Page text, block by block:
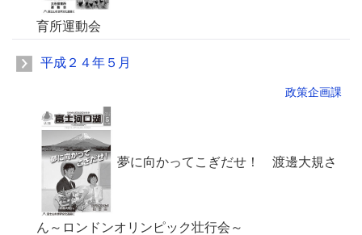
育所運動会
平成２４年５月
政策企画課
夢に向かってこぎだせ！ 渡邊大規さ
ん～ロンドンオリンピック壮行会～